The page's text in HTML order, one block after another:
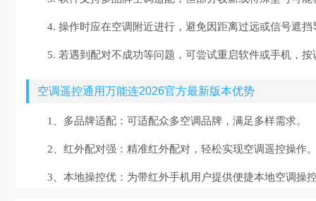
4. 操作时应在空调附近进行，避免因距离过远或信号遮挡
5. 若遇到配对不成功等问题，可尝试重启软件或手机，
空调遥控通用万能连2026官方最新版本优势
1、多品牌适配：可适配众多空调品牌，满足多样需求。
2、红外配对强：精准红外配对，轻松实现空调遥控操作
3、本地操控优：为带红外手机用户提供便捷本地空调操